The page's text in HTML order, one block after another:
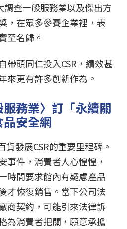
調查一般服務業以及傑出方
，在眾多參賽企業裡，表
至名歸。
帶頭同仁投入CSR，績效甚
來更有許多創新作為。
務業〉訂「永續關
安全網
貨發展CSR的重要里程碑。
事件，消費者人心惶惶，
時間要求館內有疑慮產品
才恢復銷售。當下公司法
商契約，可能引來法律訴
為消費者把關，願意承擔